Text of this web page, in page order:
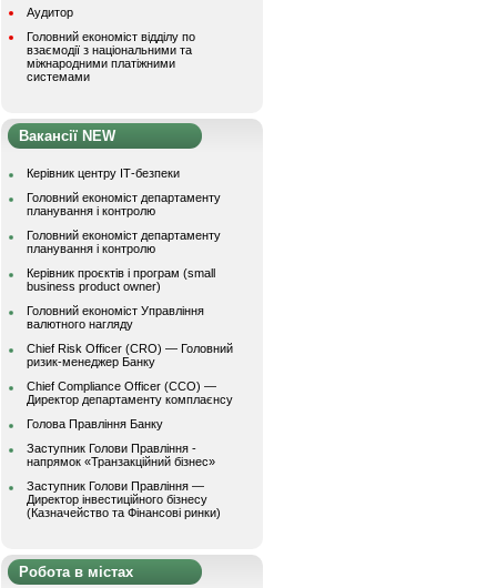
Аудитор
Головний економіст відділу по
взаємодії з національними та
міжнародними платіжними
системами
Вакансії NEW
Керівник центру ІТ-безпеки
Головний економіст департаменту
планування і контролю
Головний економіст департаменту
планування і контролю
Керівник проєктів і програм (small
business product owner)
Головний економіст Управління
валютного нагляду
Chief Risk Officer (CRO) — Головний
ризик-менеджер Банку
Chief Compliance Officer (CCO) —
Директор департаменту комплаєнсу
Голова Правління Банку
Заступник Голови Правління -
напрямок «Транзакційний бізнес»
Заступник Голови Правління —
Директор інвестиційного бізнесу
(Казначейство та Фінансові ринки)
Робота в містах